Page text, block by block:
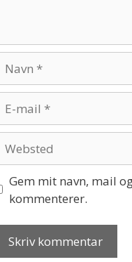
mail
Gem mit navn, mail
kommenterer.